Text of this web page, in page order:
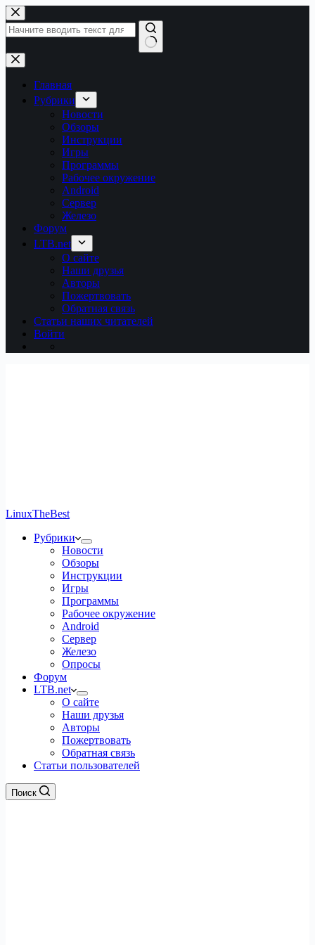
Перейти
к
сути
Ничего
не
найденоГлавная
Рубрики
Новости
Обзоры
Инструкции
Игры
Программы
Рабочее окружение
Android
Сервер
Железо
Форум
LTB.net
О сайте
Наши друзья
Авторы
Пожертвовать
Обратная связь
Статьи наших читателей
Войти
LinuxTheBest
Рубрики
Новости
Обзоры
Инструкции
Игры
Программы
Рабочее окружение
Android
Сервер
Железо
Опросы
Форум
LTB.net
О сайте
Наши друзья
Авторы
Пожертвовать
Обратная связь
Статьи пользователей
Поиск